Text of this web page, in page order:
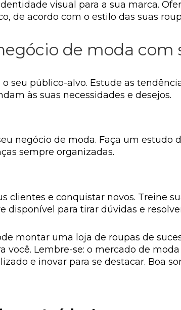
visual para a sua marca.
de acordo com o estilo das suas
de moda com
seu público-alvo. Estude as
às suas necessidades e desejos.
negócio de moda. Faça um estudo
sempre organizadas.
e conquistar novos. Treine
para tirar dúvidas e
montar uma loja de roupas de
você. Lembre-se: o mercado de
e inovar para se destacar. Boa